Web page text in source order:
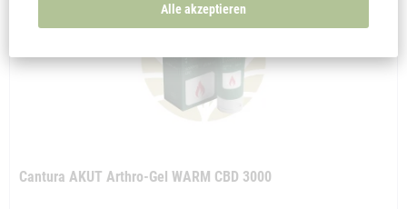
Cantura AKUT Arthro-Gel WARM CBD 3000
Alle akzeptieren